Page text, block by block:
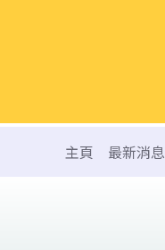
主頁 最新消息